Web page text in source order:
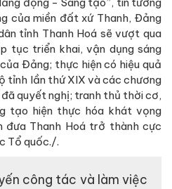
của miền đất xứ Thanh, Ðảng
tỉnh Thanh Hoá sẽ vượt qua
tục triển khai, vận dụng sáng
Đảng; thực hiện có hiệu quả
tỉnh lần thứ XIX và các chương
quyết nghị; tranh thủ thời cơ,
tạo hiện thực hóa khát vọng
đưa Thanh Hoá trở thành cực
Tổ quốc./.
công tác và làm việc